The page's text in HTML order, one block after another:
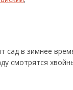
сад в зимнее
смотрятся